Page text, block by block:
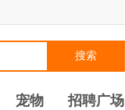
搜索
宠物 招聘广场